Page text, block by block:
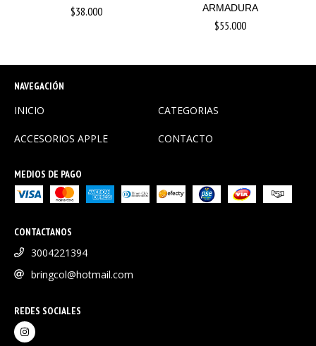
$38.000
ARMADURA
$55.000
NAVEGACIÓN
INICIO CATEGORIAS
ACCESORIOS APPLE CONTACTO
MEDIOS DE PAGO
CONTACTANOS
3004221394
bringcol@hotmail.com
REDES SOCIALES